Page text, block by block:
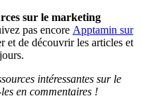
sur le marketing
pas encore Apptamin sur
et de découvrir les articles et
intéressantes sur le
en commentaires !